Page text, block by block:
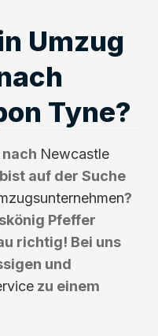
Umzug
Tyne?
Newcastle
auf der Suche
?
Pfeffer
richtig! Bei uns
und
zu einem